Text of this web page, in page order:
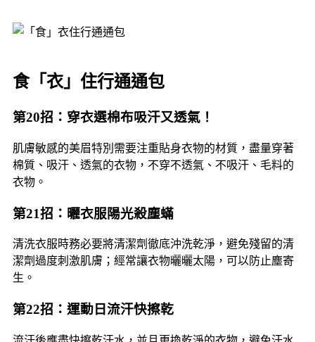
食「衣」住行通通包
第20招：穿衣選棉布吸汗又透氣！
肌膚敏感的美眉特別需要注重貼身衣物的材質，盡量穿著
棉質、吸汗、透氣的衣物，不穿不透氣、不吸汗、毛料的
衣物。
第21招：曬衣服陽光殺塵蟎
清洗衣服時務必要將清潔劑徹底沖洗乾淨，避免殘留的清
潔劑過度刺激肌膚；經常讓衣物曬曬太陽，可以防止塵寄
生。
第22招：運動日流汗快擦乾